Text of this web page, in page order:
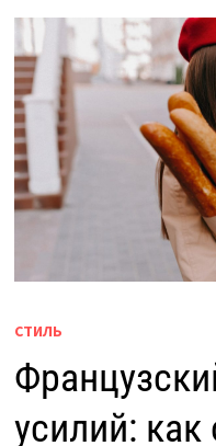
СТИЛЬ
усилий: как